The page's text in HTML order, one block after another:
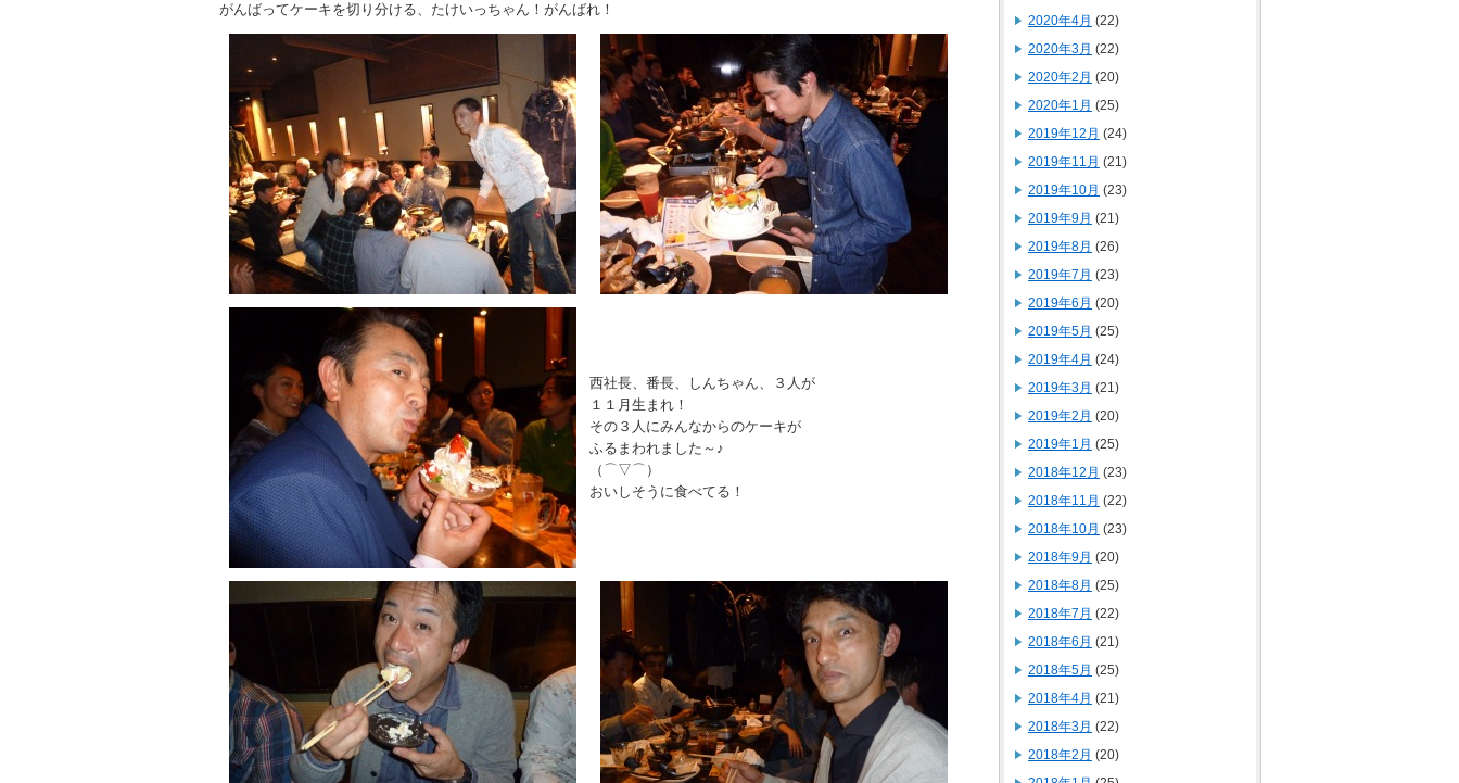
がんばってケーキを切り分ける、たけいっちゃん！がんばれ！
西社長、番長、しんちゃん、３人が
１１月生まれ！
その３人にみんなからのケーキが
ふるまわれました～♪
（⌒▽⌒）
おいしそうに食べてる！
2020年4月 (22)
2020年3月 (22)
2020年2月 (20)
2020年1月 (25)
2019年12月 (24)
2019年11月 (21)
2019年10月 (23)
2019年9月 (21)
2019年8月 (26)
2019年7月 (23)
2019年6月 (20)
2019年5月 (25)
2019年4月 (24)
2019年3月 (21)
2019年2月 (20)
2019年1月 (25)
2018年12月 (23)
2018年11月 (22)
2018年10月 (23)
2018年9月 (20)
2018年8月 (25)
2018年7月 (22)
2018年6月 (21)
2018年5月 (25)
2018年4月 (21)
2018年3月 (22)
2018年2月 (20)